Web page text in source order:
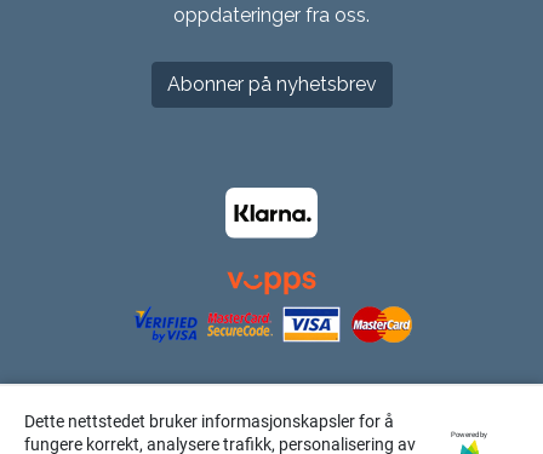
oppdateringer fra oss.
Abonner på nyhetsbrev
Dette nettstedet bruker informasjonskapsler for å
fungere korrekt, analysere trafikk, personalisering av
Powered by